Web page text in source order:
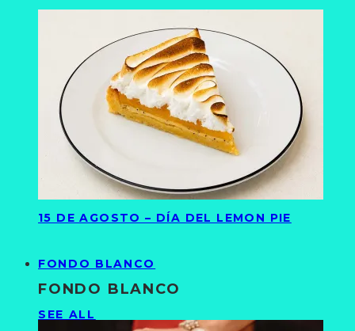
15 DE AGOSTO – DÍA DEL LEMON PIE
FONDO BLANCO
FONDO BLANCO
SEE ALL